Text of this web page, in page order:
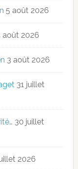
5 août 2026
août 2026
3 août 2026
31 juillet
30 juillet
2026